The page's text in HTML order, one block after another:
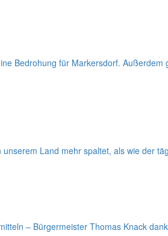
Bedrohung für Markersdorf.
Land mehr spaltet, als wie der
– Bürgermeister Thomas Knack